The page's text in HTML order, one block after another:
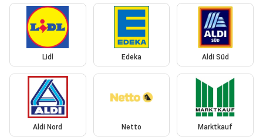
Lidl Edeka Aldi Süd
Aldi Nord Netto Marktkauf